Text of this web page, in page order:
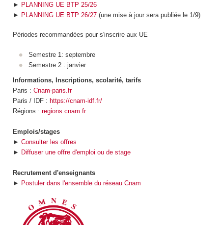
► PLANNING UE BTP 25/26
► PLANNING UE BTP 26/27(une mise à jour sera publiée le 1/9)
Périodes recommandées pour s'inscrire aux UE
Semestre 1: septembre
Semestre 2 : janvier
Informations, Inscriptions, scolarité, tarifs
Paris : Cnam-paris.fr
Paris / IDF : https://cnam-idf.fr/
Régions : regions.cnam.fr
Emplois/stages
► Consulter les offres
► Diffuser une offre d'emploi ou de stage
Recrutement d'enseignants
► Postuler dans l'ensemble du réseau Cnam